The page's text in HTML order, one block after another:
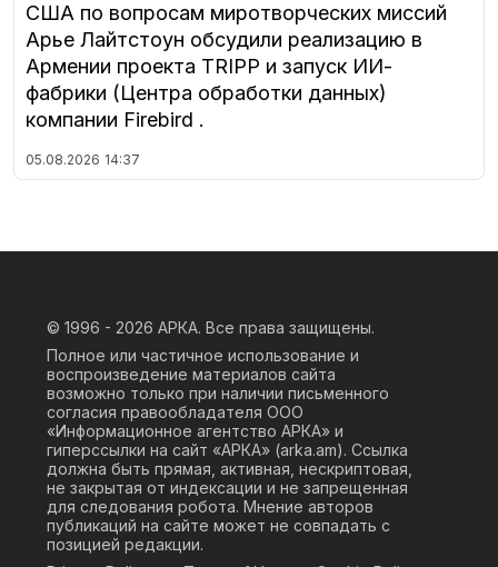
США по вопросам миротворческих миссий
Арье Лайтстоун обсудили реализацию в
Армении проекта TRIPP и запуск ИИ-
фабрики (Центра обработки данных)
компании Firebird .
05.08.2026 14:37
© 1996 - 2026 АРКА. Все права защищены.
Полное или частичное использование и
воспроизведение материалов сайта
возможно только при наличии письменного
согласия правообладателя ООО
«Информационное агентство АРКА» и
гиперссылки на сайт «АРКА» (arka.am). Ссылка
должна быть прямая, активная, нескриптовая,
не закрытая от индексации и не запрещенная
для следования робота. Мнение авторов
публикаций на сайте может не совпадать с
позицией редакции.